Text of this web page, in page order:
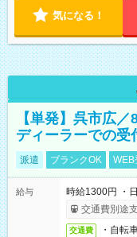
気になる！
【単発】呉市広
ディーラーでの受
派遣 ブランクOK WEB
給与
時給1300円 ・
交通費別途
交通費 ・自転